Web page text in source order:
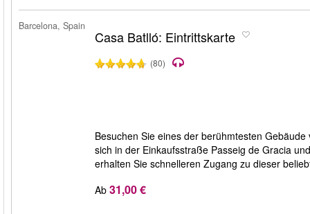
Barcelona, Spain
Casa Batlló: Eintrittskarte
(80)
Besuchen Sie eines der berühmtesten
sich in der Einkaufsstraße Passeig de Gracia
erhalten Sie schnelleren Zugang zu dieser
Ab 31,00 €